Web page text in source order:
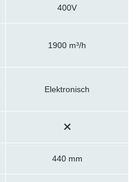
400V
1900 m³/h
Elektronisch
440 mm